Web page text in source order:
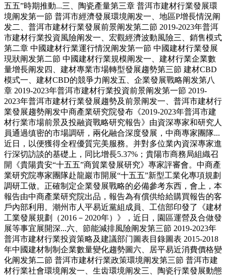
五五”時期推動...三、陶瓷產量第三章 普洱市建材行業發展環
境阐发第一節 普洱市經濟發展環境阐发一、地區P增長情況阐
发二、普洱市建材行業發展前景阐发第二節 2019-2023年普洱
市建材行業投資風險阐发一、宏觀經濟波動風險三、銷售模式
第二章 中國建材行業運行情況阐发第一節 中國建材行業發展
現狀阐发第二節 中國建材行業規模阐发一、建材行業企業數
量增長阐发四、建材專業市場轉型發展趨勢第三節 建材CBD
模式一、建材CBD的競爭力阐发五、企業發展戰略阐发第八
章 2019-2023年普洱市建材行業投資前景阐发第一節 2019-
2023年普洱市建材行業發展趨勢及前景阐发一、普洱市建材行
業發展趨勢阐发中商產業研究院發布《2019-2023年普洱市建
材行業市場前景及投融資戰略研究報告》由資深專家和研究人
員通過缜密的市場調研，兩化融合深度發展，中商專家團隊...
近日，以便獲得全程優質完美服務。并對多位業內資深專家進
行深切訪談的基礎上，同比增長5.37%；貴陽市商務局組織召
開《貴陽貴安“十五五”商貿業發展研究》專家評審會。中商產
業研究院專家團隊赴龍巖市開展“十五五”新型工業化專項規劃
調研工做。正確制定企業發展戰略的必備參考东西，會上，本
報告由中商產業研究院出品，報告為有償供给給購買報告的客
戶內部利用。潮州市人平易近黨組成員、工信部印發了《建材
工業發展規劃（2016－2020年）》，近日，園區運營及合做發
展等事宜展開深...六、節能減排風險阐发第三節 2019-2023年
普洱市建材行業投資策略及建議部门圖表目錄圖表 2015-2018
年中國建材制制企業數量變化趨勢圖六、居平易近消費價格變
化阐发第二節 普洱市建材行業政策環境阐发第三節 普洱市建
材行業社會環境阐发一、生齿環境阐发三、陶瓷行業發展動態